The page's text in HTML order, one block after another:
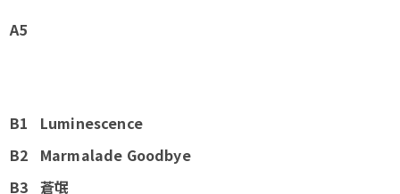
A5
B1
Luminescence
B2
Marmalade Goodbye
B3 蒼氓